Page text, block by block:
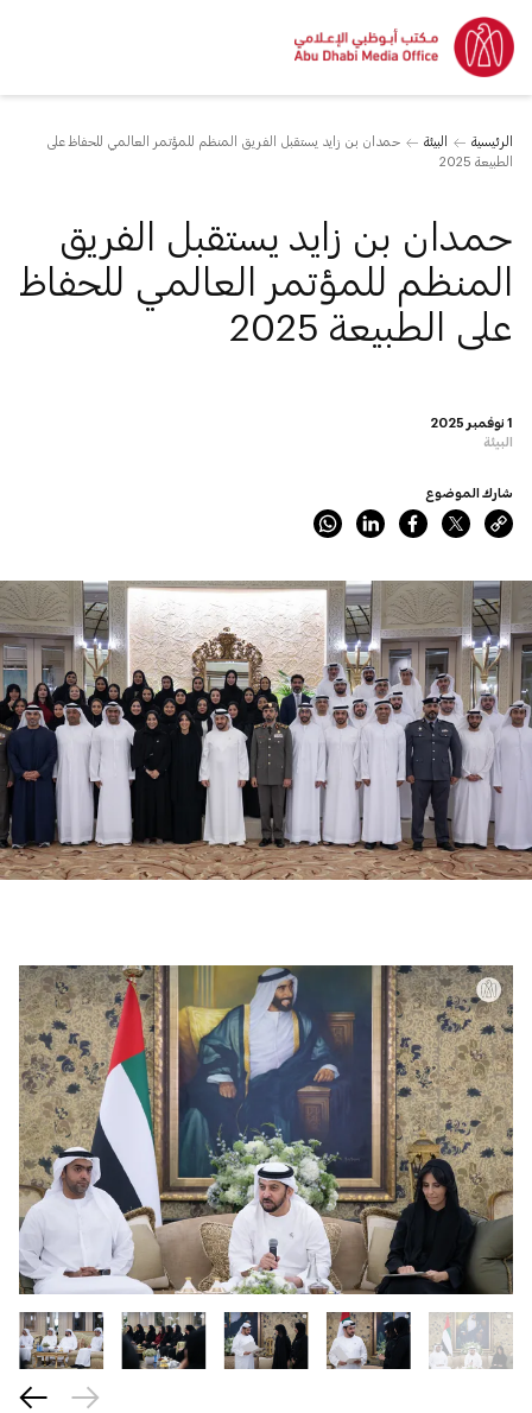
الرئيسية البيئة
حمدان بن زايد يستقبل الفريق المنظم للمؤتمر العالمي للحفاظ على
الطبيعة 2025
1 نوفمبر 2025
البيئة
حمدان بن زايد يستقبل الفريق
المنظم للمؤتمر العالمي للحفاظ
على الطبيعة 2025
شارك الموضوع